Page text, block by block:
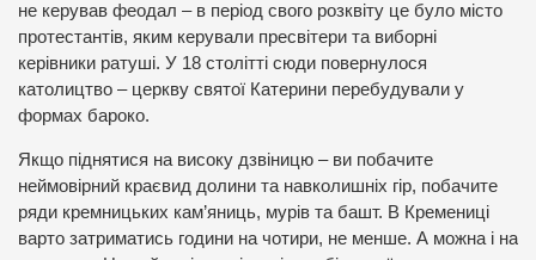
не керував феодал – в період свого розквіту це було місто
протестантів, яким керували пресвітери та виборні
керівники ратуші. У 18 столітті сюди повернулося
католицтво – церкву святої Катерини перебудували у
формах бароко.
Якщо піднятися на високу дзвіницю – ви побачите
неймовірний краєвид долини та навколишніх гір, побачите
ряди кремницьких кам’яниць, мурів та башт. В Кремениці
варто затриматись години на чотири, не менше. А можна і на